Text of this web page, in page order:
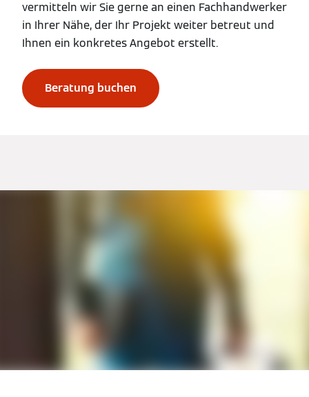
vermitteln wir Sie gerne an einen Fachhandwerker
in Ihrer Nähe, der Ihr Projekt weiter betreut und
Ihnen ein konkretes Angebot erstellt.
Beratung buchen